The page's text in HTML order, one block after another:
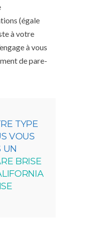
(égale
à votre
à vous
de pare-
TYPE
VOUS
UN
BRISE